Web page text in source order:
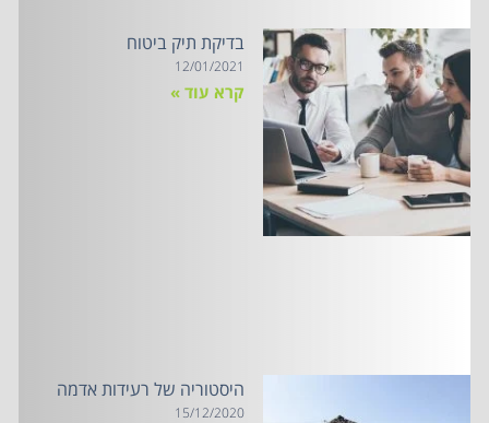
בדיקת תיק ביטוח
12/01/2021
קרא עוד »
היסטוריה של רעידות אדמה
15/12/2020